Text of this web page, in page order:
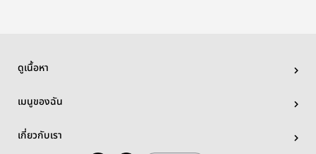
ดูเนื้อหา
เมนูของฉัน
เกี่ยวกับเรา